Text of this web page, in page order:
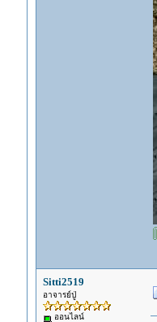
Sitti2519
อาจารย์ปู่
ออนไลน์